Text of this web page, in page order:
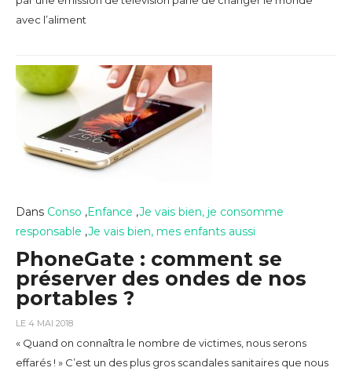
avec l’aliment
Dans Conso ,Enfance ,Je vais bien, je consomme
responsable ,Je vais bien, mes enfants aussi
PhoneGate : comment se
préserver des ondes de nos
portables ?
LE 4 MAI 2018
« Quand on connaîtra le nombre de victimes, nous serons
effarés ! » C’est un des plus gros scandales sanitaires que nous